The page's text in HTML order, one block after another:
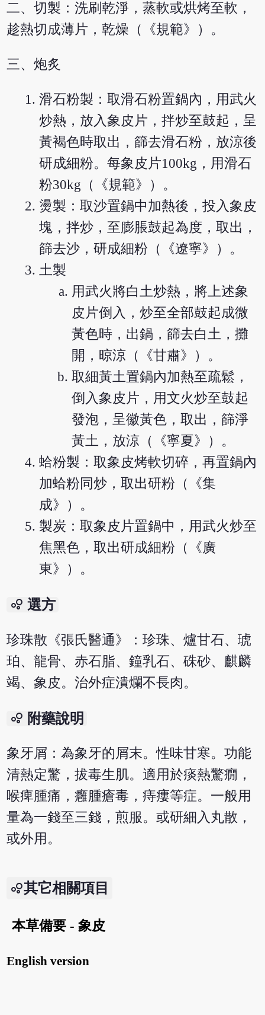
二、切製：洗刷乾淨，蒸軟或烘烤至軟，
趁熱切成薄片，乾燥（《規範》）。
三、炮炙
滑石粉製：取滑石粉置鍋內，用武火
炒熱，放入象皮片，拌炒至鼓起，呈
黃褐色時取出，篩去滑石粉，放涼後
研成細粉。每象皮片100kg，用滑石
粉30kg（《規範》）。
燙製：取沙置鍋中加熱後，投入象皮
塊，拌炒，至膨脹鼓起為度，取出，
篩去沙，研成細粉（《遼寧》）。
土製
用武火將白土炒熱，將上述象
皮片倒入，炒至全部鼓起成微
黃色時，出鍋，篩去白土，攤
開，晾涼（《甘肅》）。
取細黃土置鍋內加熱至疏鬆，
倒入象皮片，用文火炒至鼓起
發泡，呈徽黃色，取出，篩淨
黃土，放涼（《寧夏》）。
蛤粉製：取象皮烤軟切碎，再置鍋內
加蛤粉同炒，取出研粉（《集
成》）。
製炭：取象皮片置鍋中，用武火炒至
焦黑色，取出研成細粉（《廣
東》）。
bubble_chart 選方
珍珠散《張氏醫通》：珍珠、爐甘石、琥
珀、龍骨、赤石脂、鐘乳石、硃砂、麒麟
竭、象皮。治外症潰爛不長肉。
bubble_chart 附藥說明
象牙屑：為象牙的屑末。性味甘寒。功能
清熱定驚，拔毒生肌。適用於痰熱驚癇，
喉痺腫痛，癰腫瘡毒，痔瘻等症。一般用
量為一錢至三錢，煎服。或研細入丸散，
或外用。
其它相關項目
本草備要 - 象皮
English version